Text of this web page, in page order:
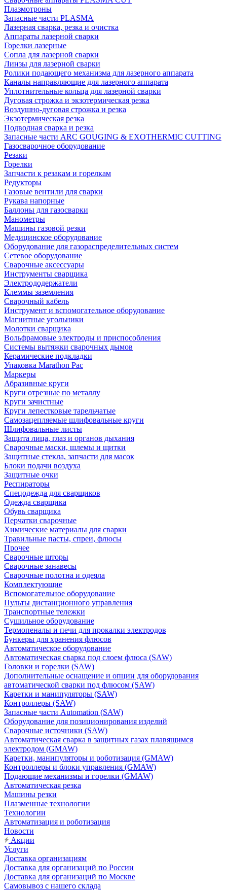
Плазмотроны
Запасные части PLASMA
Лазерная сварка, резка и очистка
Аппараты лазерной сварки
Горелки лазерные
Сопла для лазерной сварки
Линзы для лазерной сварки
Ролики подающего механизма для лазерного аппарата
Каналы направляющие для лазерного аппарата
Уплотнительные кольца для лазерной сварки
Дуговая строжка и экзотермическая резка
Воздушно-дуговая строжка и резка
Экзотермическая резка
Подводная сварка и резка
Запасные части ARC GOUGING & EXOTHERMIC CUTTING
Газосварочное оборудование
Резаки
Горелки
Запчасти к резакам и горелкам
Редукторы
Газовые вентили для сварки
Рукава напорные
Баллоны для газосварки
Манометры
Машины газовой резки
Медицинское оборудование
Оборудование для газораспределительных систем
Сетевое оборудование
Сварочные аксессуары
Инструменты сварщика
Электрододержатели
Клеммы заземления
Сварочный кабель
Инструмент и вспомогательное оборудование
Магнитные угольники
Молотки сварщика
Вольфрамовые электроды и приспособления
Системы вытяжки сварочных дымов
Керамические подкладки
Упаковка Marathon Pac
Маркеры
Абразивные круги
Круги отрезные по металлу
Круги зачистные
Круги лепестковые тарельчатые
Самозацепляемые шлифовальные круги
Шлифовальные листы
Защита лица, глаз и органов дыхания
Сварочные маски, шлемы и щитки
Защитные стекла, запчасти для масок
Блоки подачи воздуха
Защитные очки
Респираторы
Спецодежда для сварщиков
Одежда сварщика
Обувь сварщика
Перчатки сварочные
Химические материалы для сварки
Травильные пасты, спреи, флюсы
Прочее
Сварочные шторы
Сварочные занавесы
Сварочные полотна и одеяла
Комплектующие
Вспомогательное оборудование
Пульты дистанционного управления
Транспортные тележки
Сушильное оборудование
Термопеналы и печи для прокалки электродов
Бункеры для хранения флюсов
Автоматическое оборудование
Автоматическая сварка под слоем флюса (SAW)
Головки и горелки (SAW)
Дополнительные оснащение и опции для оборудования
автоматической сварки под флюсом (SAW)
Каретки и манипуляторы (SAW)
Контроллеры (SAW)
Запасные части Automation (SAW)
Оборудование для позиционирования изделий
Сварочные источники (SAW)
Автоматическая сварка в защитных газах плавящимся
электродом (GMAW)
Каретки, манипуляторы и роботизация (GMAW)
Контроллеры и блоки управления (GMAW)
Подающие механизмы и горелки (GMAW)
Автоматическая резка
Машины резки
Плазменные технологии
Технологии
Автоматизация и роботизация
Новости
Акции
Услуги
Доставка организациям
Доставка для организаций по России
Доставка для организаций по Москве
Самовывоз с нашего склада